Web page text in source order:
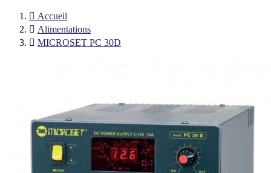
 Accueil
 Alimentations
 MICROSET PC 30D